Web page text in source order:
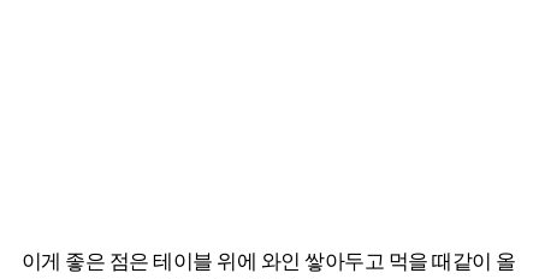
이게 좋은 점은 테이블 위에 와인 쌓아두고 먹을 때같이 올